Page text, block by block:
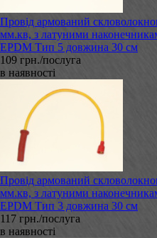
Провід армований
мм.кв, з латуними
EPDM Тип 5 довжина 30 см
109 грн./послуга
в наявності
Провід армований
мм.кв, з латуними
EPDM Тип 3 довжина 30 см
117 грн./послуга
в наявності